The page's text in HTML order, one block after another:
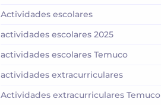
Actividades escolares
actividades escolares 2025
actividades escolares Temuco
actividades extracurriculares
Actividades extracurriculares Temuco